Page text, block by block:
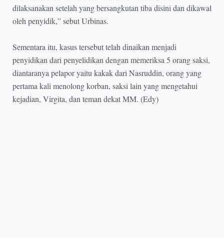
dilaksanakan setelah yang bersangkutan tiba disini dan dikawal
oleh penyidik,” sebut Urbinas.
Sementara itu, kasus tersebut telah dinaikan menjadi
penyidikan dari penyelidikan dengan memeriksa 5 orang saksi,
diantaranya pelapor yaitu kakak dari Nasruddin, orang yang
pertama kali menolong korban, saksi lain yang mengetahui
kejadian, Virgita, dan teman dekat MM. (Edy)